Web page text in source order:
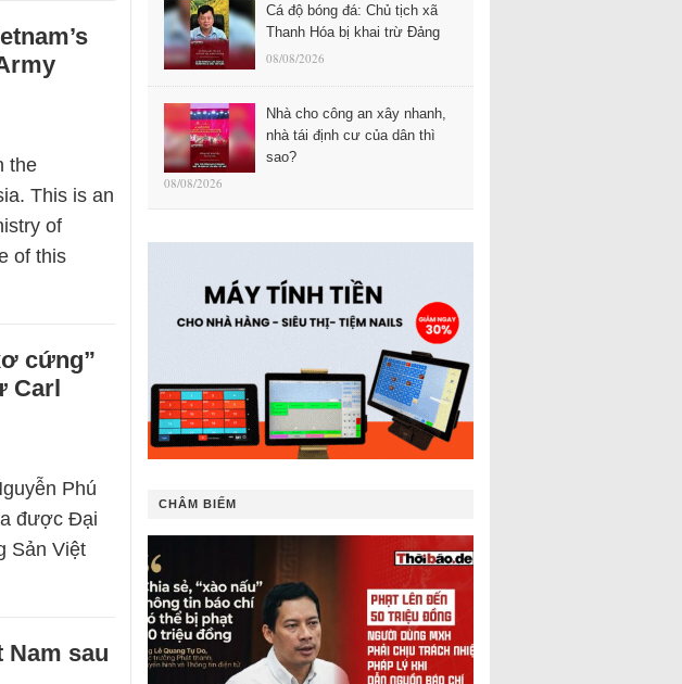
the
This is an
of
of this
cứng”
Carl
Phú
được Đại
Sản Việt
Nam sau
Cá độ bóng đá: Chủ tịch xã
Thanh Hóa bị khai trừ Đảng
08/08/2026
Nhà cho công an xây nhanh,
nhà tái định cư của dân thì
sao?
08/08/2026
CHÂM BIẾM